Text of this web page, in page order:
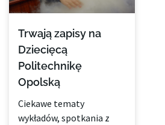
Trwają zapisy na
Dziecięcą
Politechnikę
Opolską
Ciekawe tematy
wykładów, spotkania z